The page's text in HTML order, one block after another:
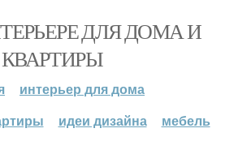
ДЛЯ ДОМА И
КВАРТИРЫ
интерьер для дома
идеи дизайна мебель